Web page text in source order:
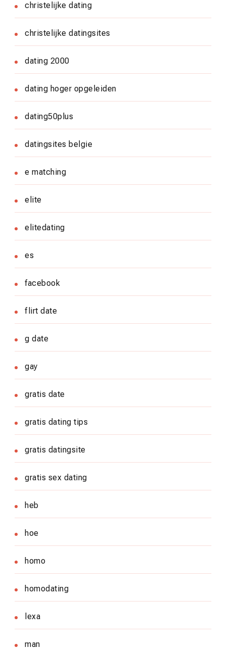
christelijke dating
christelijke datingsites
dating 2000
dating hoger opgeleiden
dating50plus
datingsites belgie
e matching
elite
elitedating
es
facebook
flirt date
g date
gay
gratis date
gratis dating tips
gratis datingsite
gratis sex dating
heb
hoe
homo
homodating
lexa
man